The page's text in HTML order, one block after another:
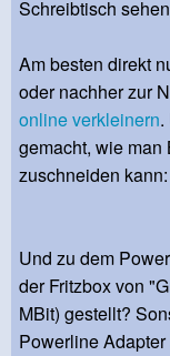
Schreibtisch
Am besten direkt
oder nachher zur
online verkleinern.
gemacht, wie
zuschneiden kann:
Und zu dem
der Fritzbox von
MBit) gestellt?
Powerline Adapter